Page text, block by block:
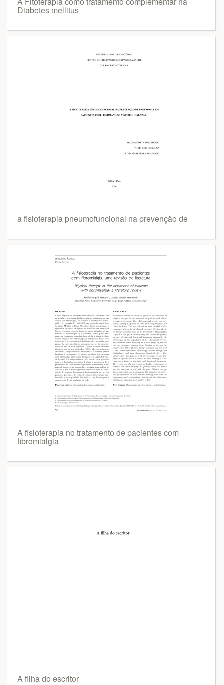
Diabetes mellitus
a fisioterapia pneumofuncional na prevenção de
A fisioterapia no tratamento de pacientes com
fibromialgia
A filha do escritor